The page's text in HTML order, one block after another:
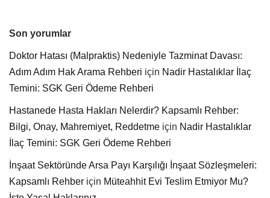
Son yorumlar
Doktor Hatası (Malpraktis) Nedeniyle Tazminat Davası:
Adım Adım Hak Arama Rehberi için Nadir Hastalıklar İlaç
Temini: SGK Geri Ödeme Rehberi
Hastanede Hasta Hakları Nelerdir? Kapsamlı Rehber:
Bilgi, Onay, Mahremiyet, Reddetme için Nadir Hastalıklar
İlaç Temini: SGK Geri Ödeme Rehberi
İnşaat Sektöründe Arsa Payı Karşılığı İnşaat Sözleşmeleri:
Kapsamlı Rehber için Müteahhit Evi Teslim Etmiyor Mu?